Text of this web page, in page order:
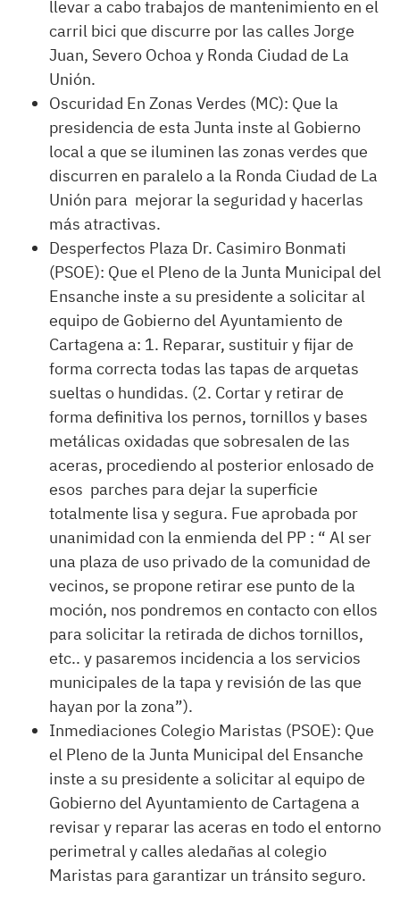
llevar a cabo trabajos de mantenimiento en el
carril bici que discurre por las calles Jorge
Juan, Severo Ochoa y Ronda Ciudad de La
Unión.
Oscuridad En Zonas Verdes (MC): Que la
presidencia de esta Junta inste al Gobierno
local a que se iluminen las zonas verdes que
discurren en paralelo a la Ronda Ciudad de La
Unión para mejorar la seguridad y hacerlas
más atractivas.
Desperfectos Plaza Dr. Casimiro Bonmati
(PSOE): Que el Pleno de la Junta Municipal del
Ensanche inste a su presidente a solicitar al
equipo de Gobierno del Ayuntamiento de
Cartagena a: 1. Reparar, sustituir y fijar de
forma correcta todas las tapas de arquetas
sueltas o hundidas. (2. Cortar y retirar de
forma definitiva los pernos, tornillos y bases
metálicas oxidadas que sobresalen de las
aceras, procediendo al posterior enlosado de
esos parches para dejar la superficie
totalmente lisa y segura. Fue aprobada por
unanimidad con la enmienda del PP : “ Al ser
una plaza de uso privado de la comunidad de
vecinos, se propone retirar ese punto de la
moción, nos pondremos en contacto con ellos
para solicitar la retirada de dichos tornillos,
etc.. y pasaremos incidencia a los servicios
municipales de la tapa y revisión de las que
hayan por la zona”).
Inmediaciones Colegio Maristas (PSOE): Que
el Pleno de la Junta Municipal del Ensanche
inste a su presidente a solicitar al equipo de
Gobierno del Ayuntamiento de Cartagena a
revisar y reparar las aceras en todo el entorno
perimetral y calles aledañas al colegio
Maristas para garantizar un tránsito seguro.